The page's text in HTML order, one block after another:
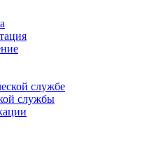
службе
службы